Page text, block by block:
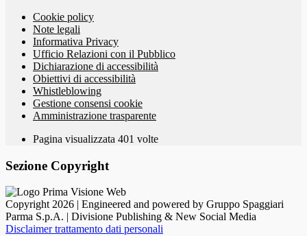
Cookie policy
Note legali
Informativa Privacy
Ufficio Relazioni con il Pubblico
Dichiarazione di accessibilità
Obiettivi di accessibilità
Whistleblowing
Gestione consensi cookie
Amministrazione trasparente
Pagina visualizzata 401 volte
Sezione Copyright
Copyright 2026 | Engineered and powered by Gruppo Spaggiari
Parma S.p.A. | Divisione Publishing & New Social Media
Disclaimer trattamento dati personali